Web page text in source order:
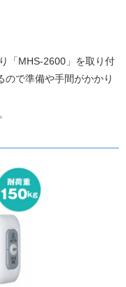
「MHS-2600」を取り付
ので準備や手間がかかり